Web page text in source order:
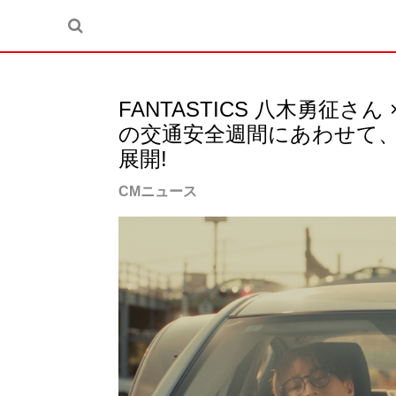
FANTASTICS 八木勇征さ
の交通安全週間にあわせて
展開!
CMニュース